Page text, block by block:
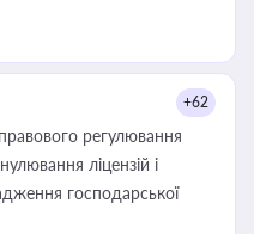
+62
регулювання
ліцензій і
господарської